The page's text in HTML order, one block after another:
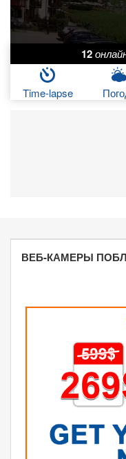
12
Time-lapse
ВЕБ-КАМЕРЫ